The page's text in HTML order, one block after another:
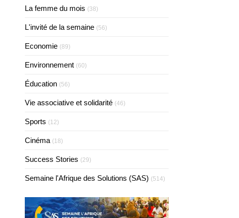
La femme du mois (38)
L'invité de la semaine (56)
Economie (89)
Environnement (60)
Éducation (56)
Vie associative et solidarité (46)
Sports (12)
Cinéma (18)
Success Stories (29)
Semaine l'Afrique des Solutions (SAS) (514)